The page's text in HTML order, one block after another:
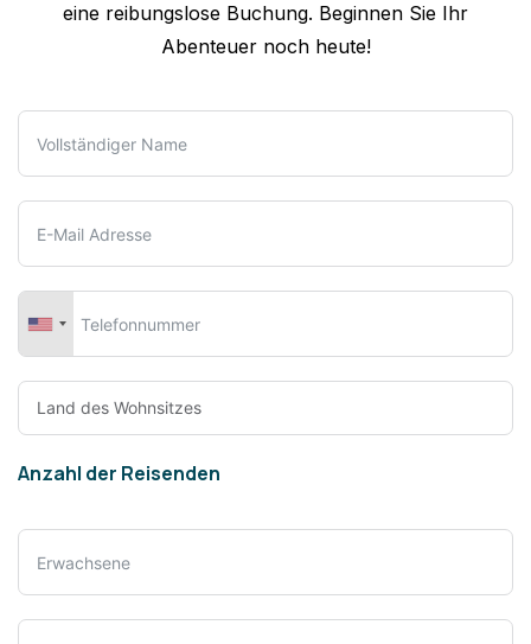
eine reibungslose Buchung. Beginnen Sie Ihr
Abenteuer noch heute!
Anzahl der Reisenden